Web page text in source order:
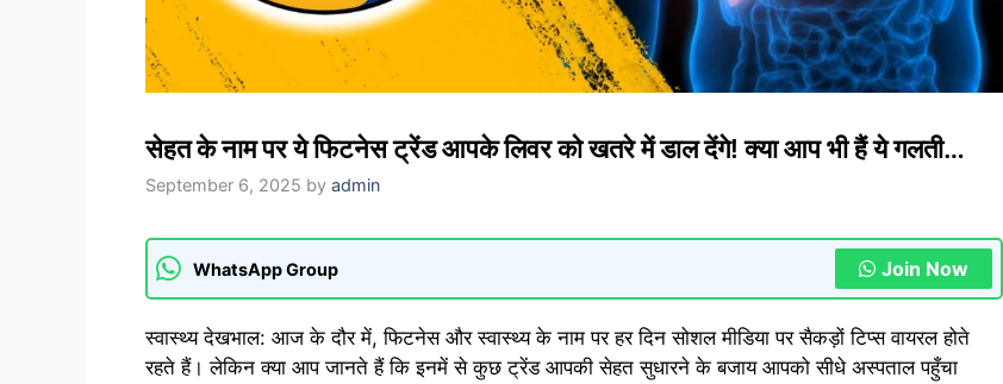
सेहत के नाम पर ये फिटनेस ट्रेंड आपके लिवर को खतरे में डाल देंगे! क्या आप भी हैं ये गलती…
September 6, 2025 by admin
WhatsApp Group Join Now
स्वास्थ्य देखभाल: आज के दौर में, फिटनेस और स्वास्थ्य के नाम पर हर दिन सोशल मीडिया पर सैकड़ों टिप्स वायरल होते
रहते हैं। लेकिन क्या आप जानते हैं कि इनमें से कुछ ट्रेंड आपकी सेहत सुधारने के बजाय आपको सीधे अस्पताल पहुँचा